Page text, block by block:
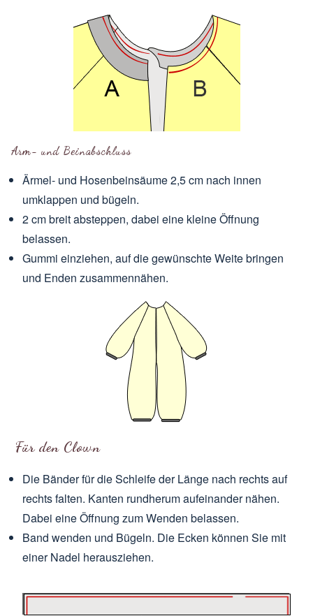
Arm- und Beinabschluss
Ärmel- und Hosenbeinsäume 2,5 cm nach innen
umklappen und bügeln.
2 cm breit absteppen, dabei eine kleine Öffnung
belassen.
Gummi einziehen, auf die gewünschte Weite bringen
und Enden zusammennähen.
Für den Clown
Die Bänder für die Schleife der Länge nach rechts auf
rechts falten. Kanten rundherum aufeinander nähen.
Dabei eine Öffnung zum Wenden belassen.
Band wenden und Bügeln. Die Ecken können Sie mit
einer Nadel herausziehen.